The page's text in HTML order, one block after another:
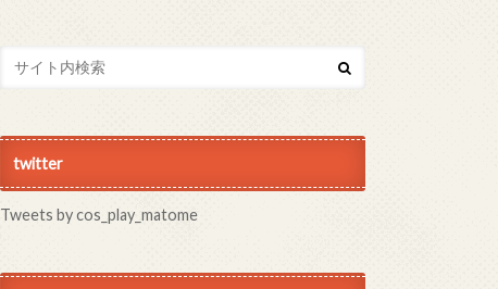
twitter
Tweets by cos_play_matome